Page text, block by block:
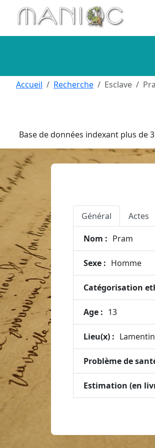
Aller au contenu principal
Base de données indexant plus de
Accueil Recherche Esclave
Général Actes
Nom : Pram
Sexe : Homme
Catégorisation
Age : 13
Lieu(x) : Lamentin
Problème de
Estimation (en